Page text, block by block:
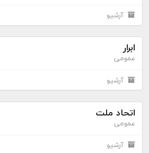
آرشیو
ابرار
عمومی
آرشیو
اتحاد ملت
عمومی
آرشیو